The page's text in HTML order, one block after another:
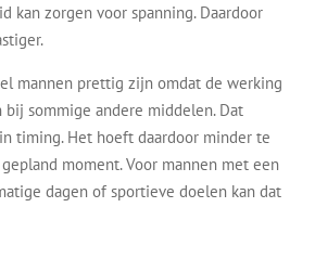
kan zorgen voor spanning. Daardoor
mannen prettig zijn omdat de werking
bij sommige andere middelen. Dat
timing. Het hoeft daardoor minder te
moment. Voor mannen met een
dagen of sportieve doelen kan dat